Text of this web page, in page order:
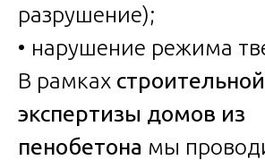
разрушение);
• нарушение режима
В рамках строительной
экспертизы домов из
пенобетона мы